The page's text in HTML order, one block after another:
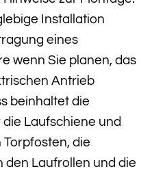
Installation
eines
wenn Sie planen, das
Antrieb
beinhaltet die
Laufschiene und
die
den Laufrollen und die